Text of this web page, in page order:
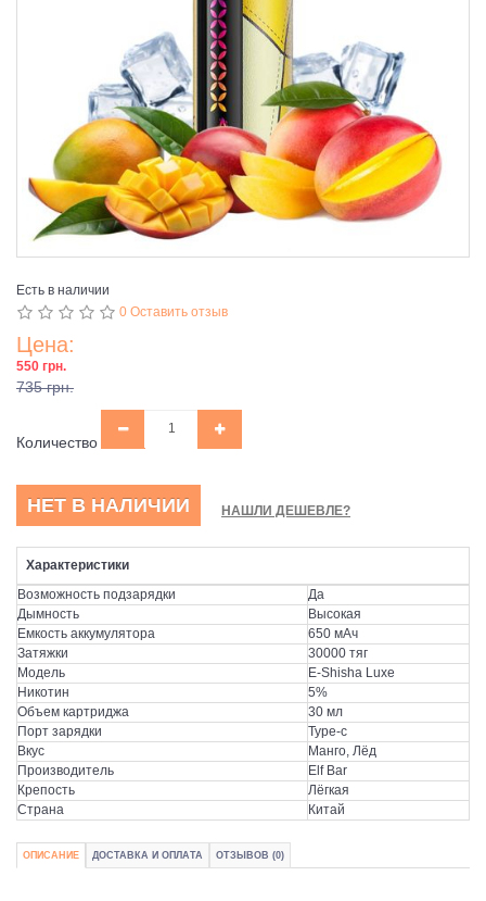
Есть в наличии
0 Оставить отзыв
Цена:
550 грн.
735 грн.
Количество
НЕТ В НАЛИЧИИ НАШЛИ ДЕШЕВЛЕ?
Характеристики
Возможность подзарядки
Да
Дымность
Высокая
Емкость аккумулятора
650 мАч
Затяжки
30000 тяг
Модель
E-Shisha Luxe
Никотин
5%
Объем картриджа
30 мл
Порт зарядки
Type-c
Вкус
Манго, Лёд
Производитель
Elf Bar
Крепость
Лёгкая
Страна
Китай
ОПИСАНИЕ ДОСТАВКА И ОПЛАТА ОТЗЫВОВ (0)